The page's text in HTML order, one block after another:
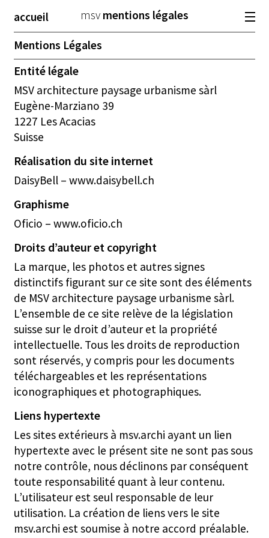
accueil
architecture
sélection
fr
msv mentions légales
Mentions Légales
Entité légale
MSV architecture paysage urbanisme sàrl
Eugène-Marziano 39
1227 Les Acacias
Suisse
Réalisation du site internet
DaisyBell – www.daisybell.ch
Graphisme
Oficio – www.oficio.ch
Droits d’auteur et copyright
La marque, les photos et autres signes
distinctifs figurant sur ce site sont des éléments
de MSV architecture paysage urbanisme sàrl.
L’ensemble de ce site relève de la législation
suisse sur le droit d’auteur et la propriété
intellectuelle. Tous les droits de reproduction
sont réservés, y compris pour les documents
téléchargeables et les représentations
iconographiques et photographiques.
Liens hypertexte
Les sites extérieurs à msv.archi ayant un lien
hypertexte avec le présent site ne sont pas sous
notre contrôle, nous déclinons par conséquent
toute responsabilité quant à leur contenu.
L’utilisateur est seul responsable de leur
utilisation. La création de liens vers le site
msv.archi est soumise à notre accord préalable.